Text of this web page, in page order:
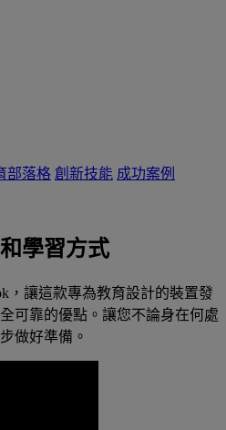
部落格 創新技能 成功案例
學習方式
，讓這款專為教育設計的裝置發
可靠的優點。讓您不論身在何處
做好準備。